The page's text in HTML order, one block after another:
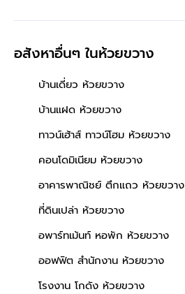
อสังหาอื่นๆในห้วยขวาง
บ้านเดี่ยว ห้วยขวาง
บ้านแฝด ห้วยขวาง
ทาวน์เฮ้าส์ ทาวน์โฮม ห้วยขวาง
คอนโดมิเนียม ห้วยขวาง
อาคารพาณิชย์ ตึกแถว ห้วยขวาง
ที่ดินเปล่า ห้วยขวาง
อพาร์ทเม้นท์ หอพัก ห้วยขวาง
ออฟฟิต สำนักงาน ห้วยขวาง
โรงงาน โกดัง ห้วยขวาง